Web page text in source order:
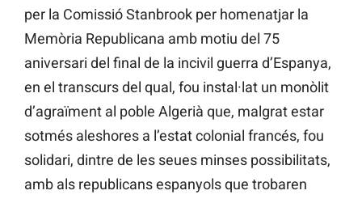
per la Comissió Stanbrook per homenatjar la
Memòria Republicana amb motiu del 75
aniversari del final de la incivil guerra d’Espanya,
en el transcurs del qual, fou instal·lat un monòlit
d’agraïment al poble Algerià que, malgrat estar
sotmés aleshores a l’estat colonial francés, fou
solidari, dintre de les seues minses possibilitats,
amb als republicans espanyols que trobaren